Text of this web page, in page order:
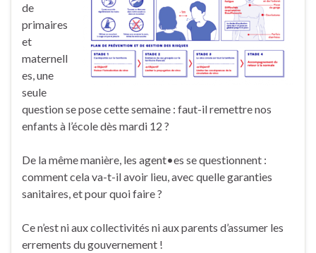
de
primaires
et
maternell
es, une
seule
question se pose cette semaine : faut-il remettre nos
enfants à l’école dès mardi 12 ?
De la même manière, les agent•es se questionnent :
comment cela va-t-il avoir lieu, avec quelle garanties
sanitaires, et pour quoi faire ?
Ce n’est ni aux collectivités ni aux parents d’assumer les
errements du gouvernement !